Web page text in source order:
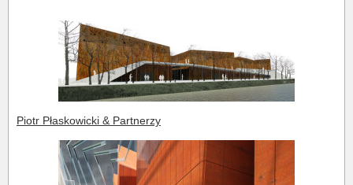
Piotr Płaskowicki & Partnerzy